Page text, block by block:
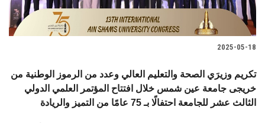
الدراسات العليا
الموظفون
2025-05-18
تكريم وزيرَي الصحة والتعليم العالي وعدد من الرموز الوطنية من
خريجى جامعة عين شمس خلال افتتاح المؤتمر العلمي الدولي
الثالث عشر للجامعة احتفالًا بـ 75 عامًا من التميز والريادة